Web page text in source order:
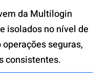
da Multilogin
isolados no nível de
seguras,
consistentes.